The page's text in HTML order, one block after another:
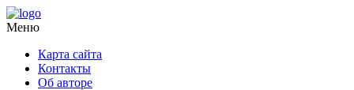
Меню
Карта сайта
Контакты
Об авторе